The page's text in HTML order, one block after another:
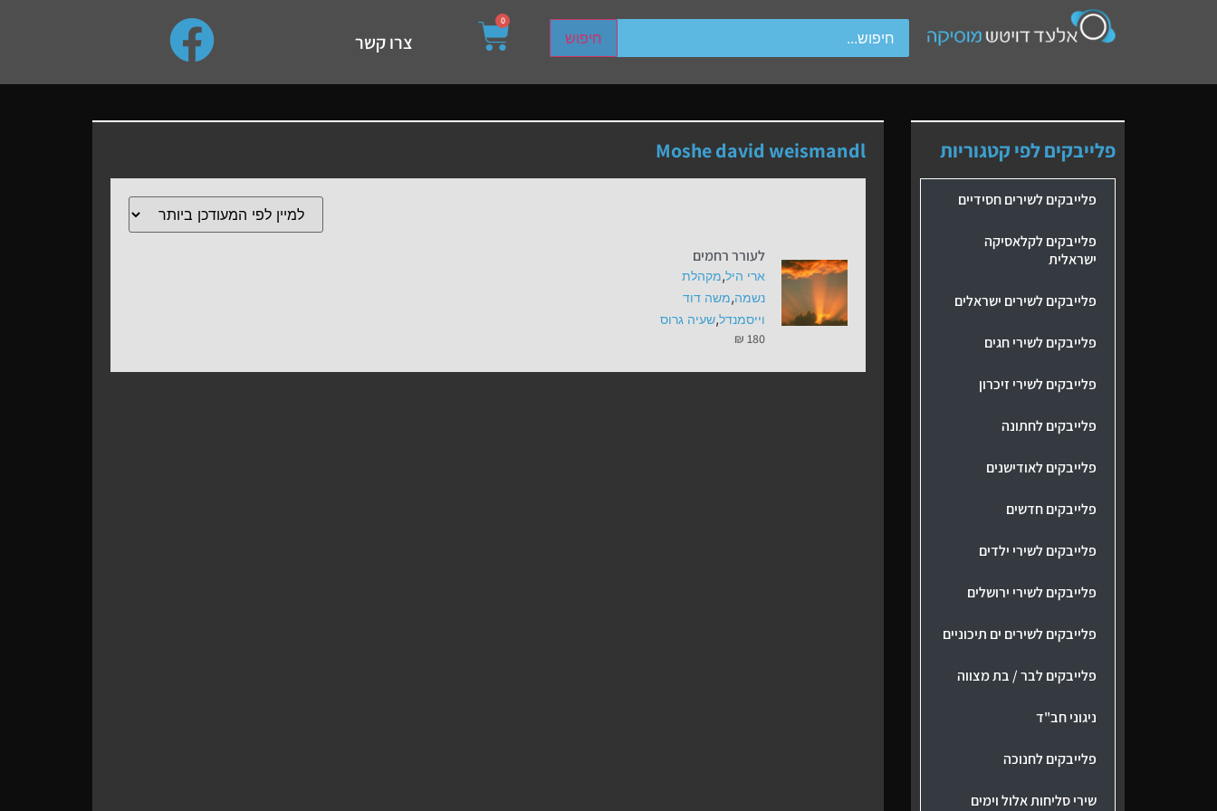
חיפוש
up and down arrows to review and enter to go to the desired page. Touch device users, explore by touch or with swipe gestures.
0
צרו קשר
פלייבקים לפי קטגוריות
פלייבקים לשירים חסידיים
פלייבקים לקלאסיקה
ישראלית
פלייבקים לשירים ישראלים
פלייבקים לשירי חגים
פלייבקים לשירי זיכרון
פלייבקים לחתונה
פלייבקים לאודישנים
פלייבקים חדשים
פלייבקים לשירי ילדים
פלייבקים לשירי ירושלים
פלייבקים לשירים ים תיכוניים
פלייבקים לבר / בת מצווה
ניגוני חב"ד
פלייבקים לחנוכה
שירי סליחות אלול וימים
Moshe david weismandl
לעורר רחמים
ארי היל,מקהלת
נשמה,משה דוד
וייסמנדל,שעיה גרוס
₪ 180